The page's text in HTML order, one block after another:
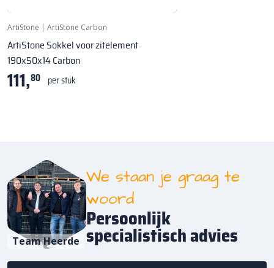
ArtiStone | ArtiStone Carbon
ArtiStone Sokkel voor zitelement
190x50x14 Carbon
111,80 per stuk
Team Heerde
We staan je graag te
woord
Persoonlijk
specialistisch advies